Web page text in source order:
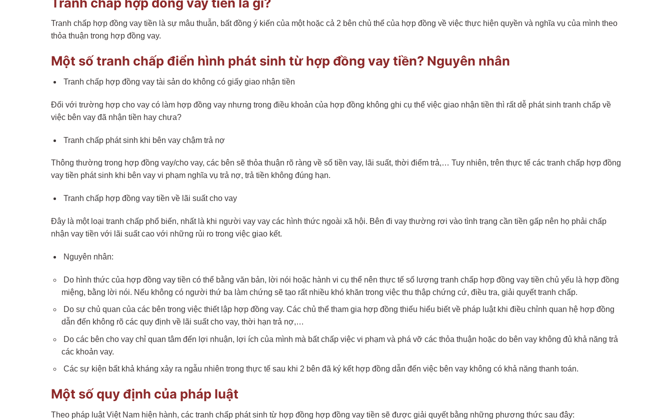
Tranh chấp hợp đồng vay tiền là sự mâu thuẫn, bất đồng ý kiến của một hoặc cả 2 bên chủ thể của hợp đồng về việc thực hiện quyền và nghĩa vụ của mình theo
thỏa thuận trong hợp đồng vay.
Một số tranh chấp điển hình phát sinh từ hợp đồng vay tiền? Nguyên nhân
Tranh chấp hợp đồng vay tài sản do không có giấy giao nhận tiền
Đối với trường hợp cho vay có làm hợp đồng vay nhưng trong điều khoản của hợp đồng không ghi cụ thể việc giao nhận tiền thì rất dễ phát sinh tranh chấp về
việc bên vay đã nhận tiền hay chưa?
Tranh chấp phát sinh khi bên vay chậm trả nợ
Thông thường trong hợp đồng vay/cho vay, các bên sẽ thỏa thuận rõ ràng về số tiền vay, lãi suất, thời điểm trả,… Tuy nhiên, trên thực tế các tranh chấp hợp đồng
vay tiền phát sinh khi bên vay vi phạm nghĩa vụ trả nợ, trả tiền không đúng hạn.
Tranh chấp hợp đồng vay tiền về lãi suất cho vay
Đây là một loại tranh chấp phổ biến, nhất là khi người vay vay các hình thức ngoài xã hội. Bên đi vay thường rơi vào tình trạng cần tiền gấp nên họ phải chấp
nhận vay tiền với lãi suất cao với những rủi ro trong việc giao kết.
Nguyên nhân:
Do hình thức của hợp đồng vay tiền có thể bằng văn bản, lời nói hoặc hành vi cụ thể nên thực tế số lượng tranh chấp hợp đồng vay tiền chủ yếu là hợp đồng
miệng, bằng lời nói. Nếu không có người thứ ba làm chứng sẽ tạo rất nhiều khó khăn trong việc thu thập chứng cứ, điều tra, giải quyết tranh chấp.
Do sự chủ quan của các bên trong việc thiết lập hợp đồng vay. Các chủ thể tham gia hợp đồng thiếu hiểu biết về pháp luật khi điều chỉnh quan hệ hợp đồng
dẫn đến không rõ các quy định về lãi suất cho vay, thời hạn trả nợ,…
Do các bên cho vay chỉ quan tâm đến lợi nhuận, lợi ích của mình mà bất chấp việc vi phạm và phá vỡ các thỏa thuận hoặc do bên vay không đủ khả năng trả
các khoản vay.
Các sự kiện bất khả kháng xảy ra ngẫu nhiên trong thực tế sau khi 2 bên đã ký kết hợp đồng dẫn đến việc bên vay không có khả năng thanh toán.
Một số quy định của pháp luật
Theo pháp luật Việt Nam hiện hành, các tranh chấp phát sinh từ hợp đồng hợp đồng vay tiền sẽ được giải quyết bằng những phương thức sau đây: